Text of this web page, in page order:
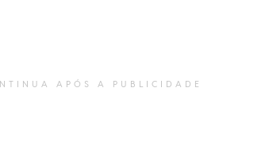
APÓS A PUBLICIDADE